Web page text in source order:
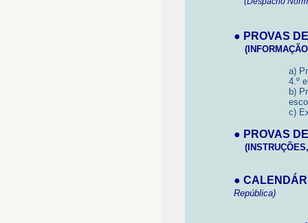
● PROVAS
a)
4.º
b)
c)
● PROVAS
(
●
República)